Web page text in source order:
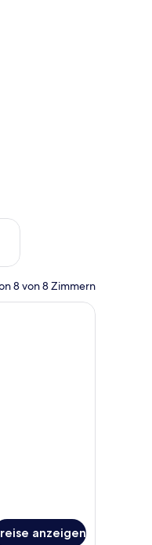
Wochenende, Aug.
8 von 8 Zimmern
und Toilette.
mit einem großen Bett,
anzeigen